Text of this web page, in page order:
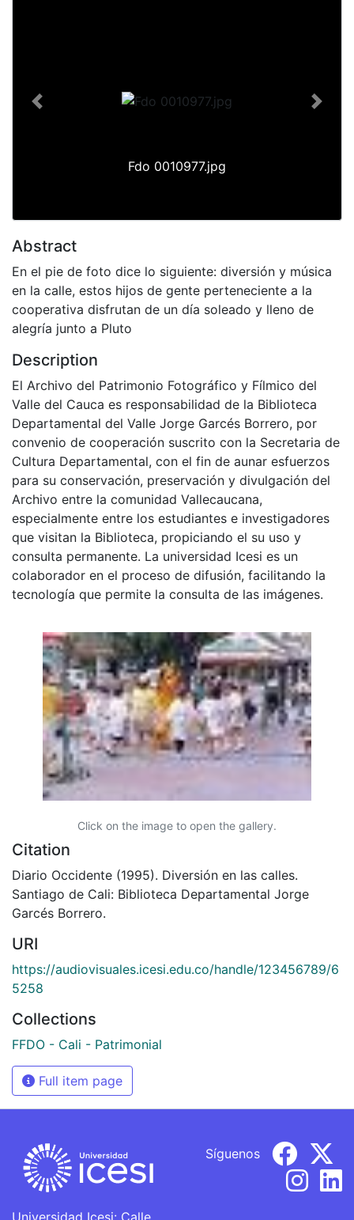
Fdo 0010977.jpg
Previous Next
Abstract
En el pie de foto dice lo siguiente: diversión y música
en la calle, estos hijos de gente perteneciente a la
cooperativa disfrutan de un día soleado y lleno de
alegría junto a Pluto
Description
El Archivo del Patrimonio Fotográfico y Fílmico del
Valle del Cauca es responsabilidad de la Biblioteca
Departamental del Valle Jorge Garcés Borrero, por
convenio de cooperación suscrito con la Secretaria de
Cultura Departamental, con el fin de aunar esfuerzos
para su conservación, preservación y divulgación del
Archivo entre la comunidad Vallecaucana,
especialmente entre los estudiantes e investigadores
que visitan la Biblioteca, propiciando el su uso y
consulta permanente. La universidad Icesi es un
colaborador en el proceso de difusión, facilitando la
tecnología que permite la consulta de las imágenes.
Click on the image to open the gallery.
Citation
Diario Occidente (1995). Diversión en las calles.
Santiago de Cali: Biblioteca Departamental Jorge
Garcés Borrero.
URI
https://audiovisuales.icesi.edu.co/handle/123456789/6
5258
Collections
FFDO - Cali - Patrimonial
Full item page
Universidad Icesi: Calle
Síguenos